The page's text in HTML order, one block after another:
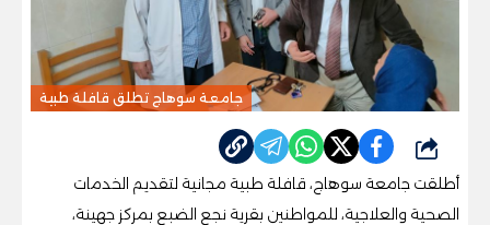
جامعة سوهاج تطلق قافلة طبية
شارك
أطلقت جامعة سوهاج، قافلة طبية مجانية لتقديم الخدمات
الصحية والعلاجية، للمواطنين بقرية نجع الضبع بمركز جهينة،